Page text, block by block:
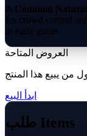
A Common Natural
for crowd control
in early game.
العروض المتاحة
ابدأ البيع
طلب Items